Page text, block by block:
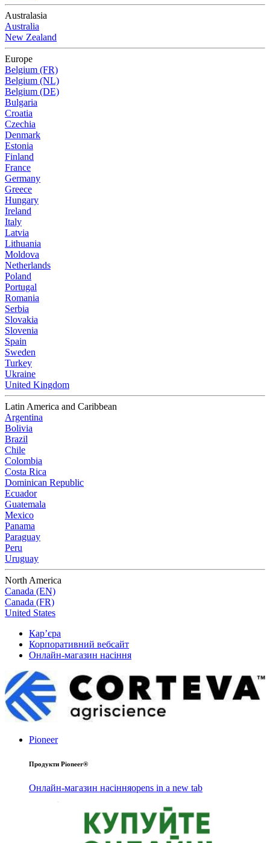
Australasia
Australia
New Zealand
Europe
Belgium (FR)
Belgium (NL)
Belgium (DE)
Bulgaria
Croatia
Czechia
Denmark
Estonia
Finland
France
Germany
Greece
Hungary
Ireland
Italy
Latvia
Lithuania
Moldova
Netherlands
Poland
Portugal
Romania
Serbia
Slovakia
Slovenia
Spain
Sweden
Turkey
Ukraine
United Kingdom
Latin America and Caribbean
Argentina
Bolivia
Brazil
Chile
Colombia
Costa Rica
Dominican Republic
Ecuador
Guatemala
Mexico
Panama
Paraguay
Peru
Uruguay
North America
Canada (EN)
Canada (FR)
United States
Кар’єра
Корпоративний вебсайт
Онлайн-магазин насіння
Pioneer
Продукти Pioneer®
Онлайн-магазин насінняopens in a new tab